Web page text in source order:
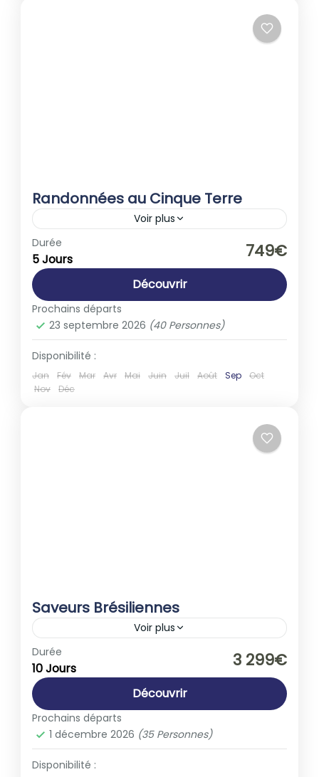
Randonnées au Cinque Terre
Voir plus
Europe
1-40 People
Durée
5 Jours 749€
Découvrir
Prochains départs
23 septembre 2026 (40 Personnes)
Disponibilité :
Jan Fév Mar Avr Mai Juin Juil Août Sep
Oct
Nov
Déc
Saveurs Brésiliennes
Voir plus
Amérique du Sud
1-35 People
Durée
10 Jours 3 299€
Découvrir
Prochains départs
1 décembre 2026 (35 Personnes)
Disponibilité :